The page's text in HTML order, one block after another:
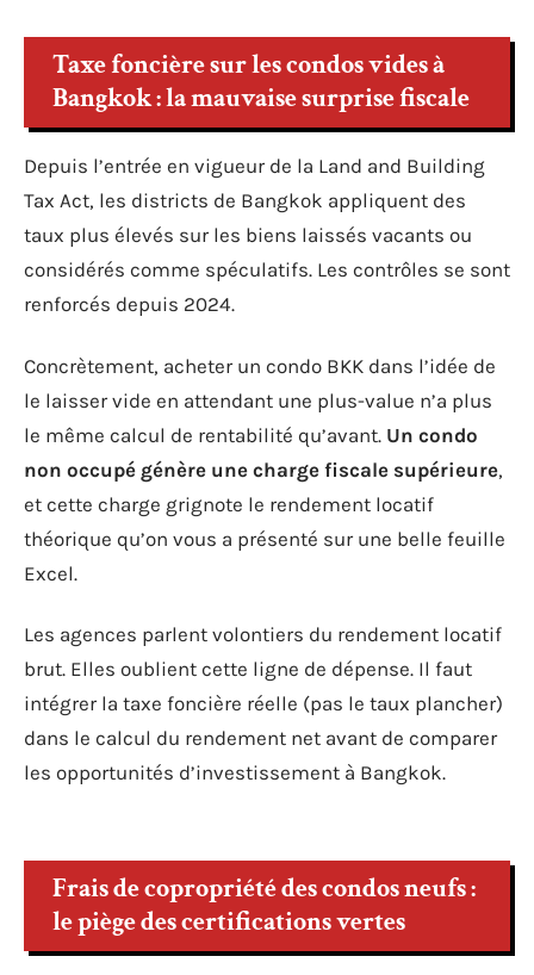
Taxe foncière sur les condos vides à
Bangkok : la mauvaise surprise fiscale
Depuis l’entrée en vigueur de la Land and Building
Tax Act, les districts de Bangkok appliquent des
taux plus élevés sur les biens laissés vacants ou
considérés comme spéculatifs. Les contrôles se sont
renforcés depuis 2024.
Concrètement, acheter un condo BKK dans l’idée de
le laisser vide en attendant une plus-value n’a plus
le même calcul de rentabilité qu’avant. Un condo
non occupé génère une charge fiscale supérieure,
et cette charge grignote le rendement locatif
théorique qu’on vous a présenté sur une belle feuille
Excel.
Les agences parlent volontiers du rendement locatif
brut. Elles oublient cette ligne de dépense. Il faut
intégrer la taxe foncière réelle (pas le taux plancher)
dans le calcul du rendement net avant de comparer
les opportunités d’investissement à Bangkok.
Frais de copropriété des condos neufs :
le piège des certifications vertes